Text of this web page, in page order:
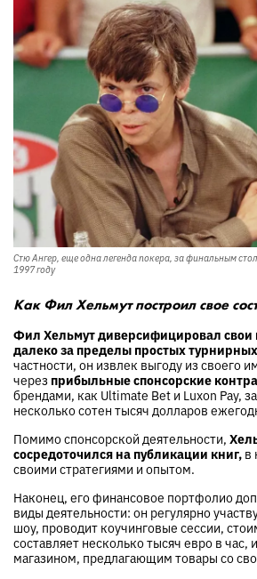
Стю Ангер, еще одна легенда покера, за финальным
1997 году
Как Фил Хельмут построил свое
Фил Хельмут диверсифицировал свои
далеко за пределы простых
частности, он извлек выгоду из своего
через прибыльные спонсорские
брендами, как Ultimate Bet и Luxon Pay,
несколько сотен тысяч долларов
Помимо спонсорской деятельности,
сосредоточился на публикации книг, в
своими стратегиями и опытом.
Наконец, его финансовое портфолио
виды деятельности: он регулярно
шоу, проводит коучинговые сессии,
составляет несколько тысяч евро в час,
магазином, предлагающим товары со